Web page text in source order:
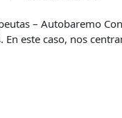
– Autobaremo
En este caso, nos